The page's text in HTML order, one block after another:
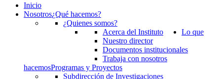
Inicio
Nosotros¿Qué hacemos?
¿Quienes somos?
Acerca del Instituto
Nuestro director
Documentos institucionales
Trabaja con nosotros
Lo que
hacemosProgramas y Proyectos
Subdirección de Investigaciones